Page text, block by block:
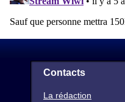
Contacts
La rédaction